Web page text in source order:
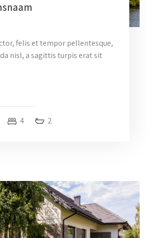
felis et tempor pellentesque,
nisl, a sagittis turpis erat sit
4 2